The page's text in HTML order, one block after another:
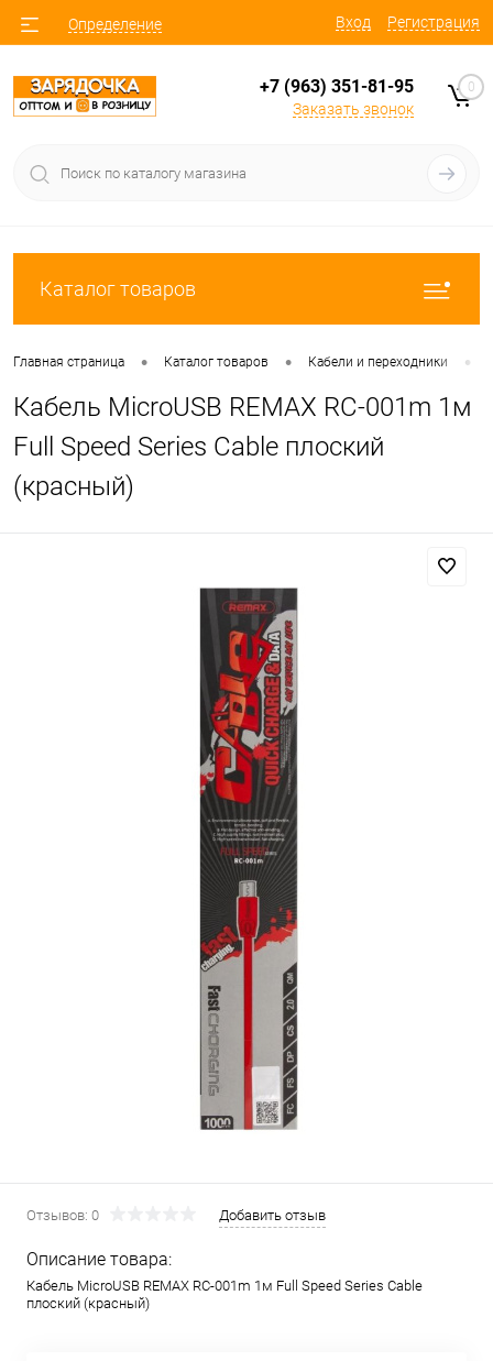
Вход Регистрация
Определение
+7 (963) 351-81-95
Заказать звонок
0
Каталог товаров
Главная страница • Каталог товаров • Кабели и переходники •
Кабель MicroUSB REMAX RC-001m 1м
Full Speed Series Cable плоский
(красный)
Отзывов: 0 Добавить отзыв
Описание товара:
Кабель MicroUSB REMAX RC-001m 1м Full Speed Series Cable
плоский (красный)